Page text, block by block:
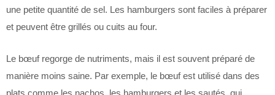
une petite quantité de sel. Les hamburgers sont faciles à préparer
et peuvent être grillés ou cuits au four.
Le bœuf regorge de nutriments, mais il est souvent préparé de
manière moins saine. Par exemple, le bœuf est utilisé dans des
plats comme les nachos, les hamburgers et les sautés, qui